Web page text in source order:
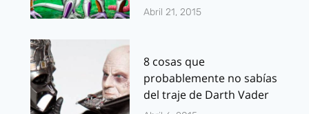
Abril 21, 2015
8 cosas que
probablemente no sabías
del traje de Darth Vader